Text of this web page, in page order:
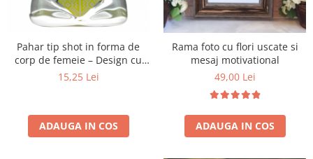
Pahar tip shot in forma de
corp de femeie – Design cu
costum de baie tricolor si
15,25 Lei
ADAUGA IN COS
Rama foto cu flori uscate si
mesaj motivational
49,00 Lei
ADAUGA IN COS